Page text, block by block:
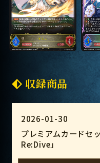
収録商品
2026-01-30
プレミアムカードセ
Re:Dive」